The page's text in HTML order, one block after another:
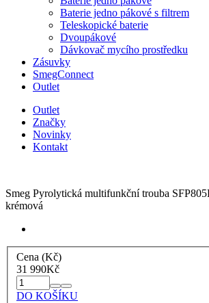
Baterie jedno pákové s filtrem
Teleskopické baterie
Dvoupákové
Dávkovač mycího prostředku
Zásuvky
SmegConnect
Outlet
Outlet
Značky
Novinky
Kontakt
Smeg Pyrolytická multifunkční trouba
krémová
Cena (Kč)
31 990Kč
DO KOŠÍKU